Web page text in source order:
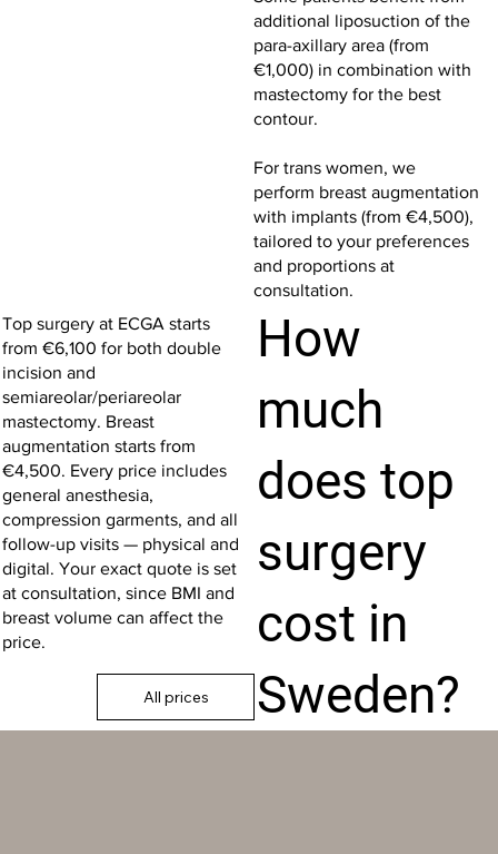
additional liposuction of the
para-axillary area (from
€1,000) in combination with
mastectomy for the best
contour.
For trans women, we
perform breast augmentation
with implants (from €4,500),
tailored to your preferences
and proportions at
consultation.
Top surgery at ECGA starts
from €6,100 for both double
incision and
semiareolar/periareolar
mastectomy. Breast
augmentation starts from
€4,500. Every price includes
general anesthesia,
compression garments, and all
follow-up visits — physical and
digital. Your exact quote is set
at consultation, since BMI and
breast volume can affect the
price.
All prices
How
much
does top
surgery
cost in
Sweden?